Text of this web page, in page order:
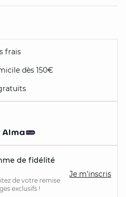
frais
dès 150€
de fidélité
de votre remise
exclusifs !
Je m'inscris